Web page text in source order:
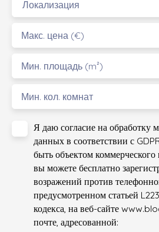
Локализация
Макс. цена (€)
Мин. площадь (m²)
Мин. кол. комнат
Я даю согласие на обработку
данных в соответствии с
быть объектом коммерческого
вы можете бесплатно
возражений против
предусмотренном статьей
кодекса, на веб-сайте
почте, адресованной: